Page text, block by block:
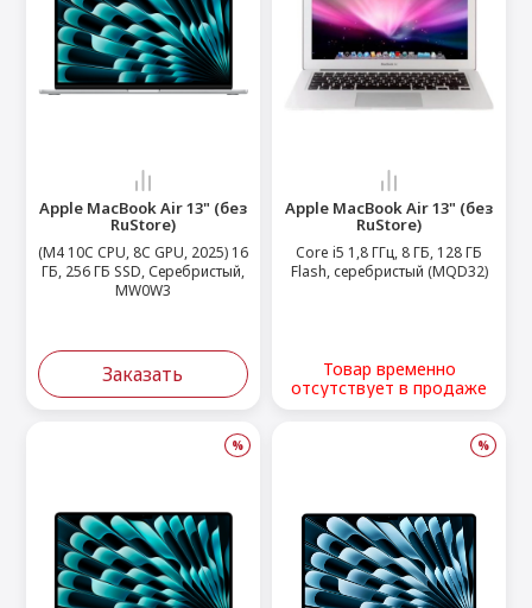
Apple MacBook Air 13" (без
RuStore)
(M4 10C CPU, 8C GPU, 2025) 16
ГБ, 256 ГБ SSD, Серебристый,
MW0W3
Заказать
Apple MacBook Air 13" (без
RuStore)
Core i5 1,8 ГГц, 8 ГБ, 128 ГБ
Flash, серебристый (MQD32)
Товар временно
отсутствует в продаже
% %